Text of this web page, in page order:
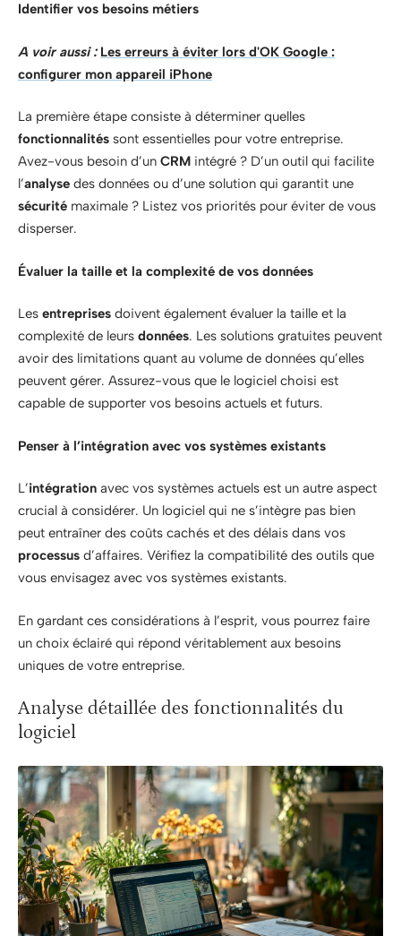
Identifier vos besoins métiers
A voir aussi : Les erreurs à éviter lors d'OK Google :
configurer mon appareil iPhone
La première étape consiste à déterminer quelles
fonctionnalités sont essentielles pour votre entreprise.
Avez-vous besoin d’un CRM intégré ? D’un outil qui facilite
l’analyse des données ou d’une solution qui garantit une
sécurité maximale ? Listez vos priorités pour éviter de vous
disperser.
Évaluer la taille et la complexité de vos données
Les entreprises doivent également évaluer la taille et la
complexité de leurs données. Les solutions gratuites peuvent
avoir des limitations quant au volume de données qu’elles
peuvent gérer. Assurez-vous que le logiciel choisi est
capable de supporter vos besoins actuels et futurs.
Penser à l’intégration avec vos systèmes existants
L’intégration avec vos systèmes actuels est un autre aspect
crucial à considérer. Un logiciel qui ne s’intègre pas bien
peut entraîner des coûts cachés et des délais dans vos
processus d’affaires. Vérifiez la compatibilité des outils que
vous envisagez avec vos systèmes existants.
En gardant ces considérations à l’esprit, vous pourrez faire
un choix éclairé qui répond véritablement aux besoins
uniques de votre entreprise.
Analyse détaillée des fonctionnalités du
logiciel